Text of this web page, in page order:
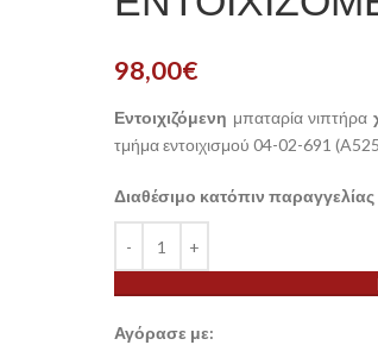
98,00€
Εντοιχιζόμενη μπαταρία νιπτήρα
τμήμα εντοιχισμού 04-02-691
Διαθέσιμο κατόπιν παραγγελίας
Αγόρασε με: